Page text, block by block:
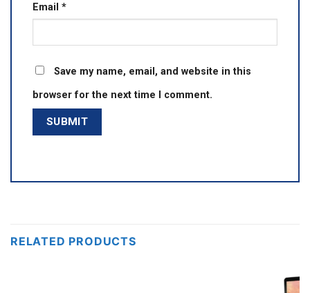
Email *
Save my name, email, and website in this
browser for the next time I comment.
RELATED PRODUCTS